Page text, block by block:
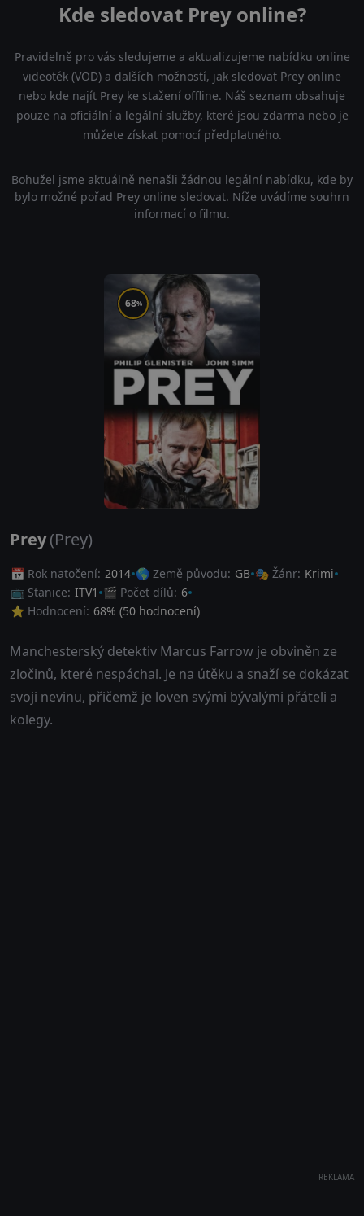
Kde sledovat Prey online?
Pravidelně pro vás sledujeme a aktualizujeme nabídku online
videoték (VOD) a dalších možností, jak sledovat Prey online
nebo kde najít Prey ke stažení offline. Náš seznam obsahuje
pouze na oficiální a legální služby, které jsou zdarma nebo je
můžete získat pomocí předplatného.
Bohužel jsme aktuálně nenašli žádnou legální nabídku, kde by
bylo možné pořad Prey online sledovat. Níže uvádíme souhrn
informací o filmu.
68%
Prey(Prey)
📅 Rok natočení: 2014 🌎 Země původu: GB 🎭 Žánr: Krimi
📺 Stanice: ITV1 🎬 Počet dílů: 6
⭐ Hodnocení: 68% (50 hodnocení)
Manchesterský detektiv Marcus Farrow je obviněn ze
zločinů, které nespáchal. Je na útěku a snaží se dokázat
svoji nevinu, přičemž je loven svými bývalými přáteli a
kolegy.
REKLAMA